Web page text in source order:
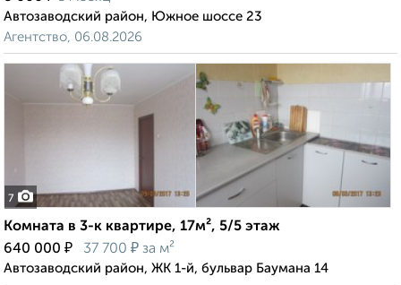
Автозаводский район, Южное шоссе 23
Агентство, 06.08.2026
7
Комната в 3-к квартире, 17м², 5/5 этаж
640 000 ₽ 37 700 ₽ за м²
Автозаводский район, ЖК 1-й, бульвар Баумана 14